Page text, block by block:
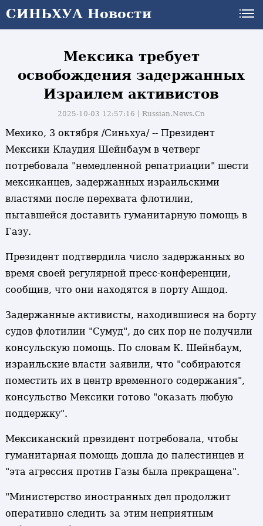
СИНЬХУА Новости
СИНЬХУА Новости
Мексика требует
освобождения задержанных
Израилем активистов
2025-10-03 12:57:16丨Russian.News.Cn
Мехико, 3 октября /Синьхуа/ -- Президент
Мексики Клаудия Шейнбаум в четверг
потребовала "немедленной репатриации" шести
мексиканцев, задержанных израильскими
властями после перехвата флотилии,
пытавшейся доставить гуманитарную помощь в
Газу.
Президент подтвердила число задержанных во
время своей регулярной пресс-конференции,
сообщив, что они находятся в порту Ашдод.
Задержанные активисты, находившиеся на борту
судов флотилии "Сумуд", до сих пор не получили
консульскую помощь. По словам К. Шейнбаум,
израильские власти заявили, что "собираются
поместить их в центр временного содержания",
консульство Мексики готово "оказать любую
поддержку".
Мексиканский президент потребовала, чтобы
гуманитарная помощь дошла до палестинцев и
"эта агрессия против Газы была прекращена".
"Министерство иностранных дел продолжит
оперативно следить за этим неприятным